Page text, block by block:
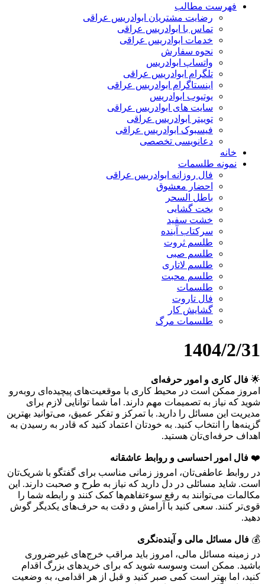
فهرست مطالب
رضایت مشتریان ابوادریس عراقی
تماس با ابوادریس عراقی
خدمات ابوادریس عراقی
نحوه سفارش
واتساپ ابوادریس
تلگرام ابوادریس عراقی
اینستاگرام ابوادریس عراقی
یوتیوب ابوادریس
سایت های ابوادریس عراقی
توییتر ابوادریس عراقی
فیسبوک ابوادریس عراقی
دعانویسی تخصصی
خانه
نمونه طلسمات
فال روزانه ابوادریس عراقی
احضار معشوق
باطل السحر
بخت گشایی
خشت سفید
سرکتاب آینده
طلسم ثروت
طلسم صبی
طلسم لاتاری
طلسم محبت
طلسمات
فال تاروت
گشایش کار
طلسمات مرگ
1404/2/31
🌟 فال کاری و امور حرفه‌ای
امروز ممکن است در محیط کاری با موقعیت‌های پیچیده‌ای روبه‌رو
شوید که نیاز به تصمیمات مهم دارند. اما شما توانایی لازم برای
مدیریت این مسائل را دارید. با تمرکز و تفکر عمیق، می‌توانید بهترین
گزینه‌ها را انتخاب کنید. به خودتان اعتماد کنید که قادر به رسیدن به
اهداف حرفه‌ای‌تان هستید.
❤️ فال امور احساسی و روابط عاشقانه
در روابط عاطفی‌تان، امروز زمانی مناسب برای گفتگو با شریک‌تان
است. شاید مسائلی در دل دارید که نیاز به طرح و صحبت دارند. این
مکالمات می‌توانند به رفع سوءتفاهم‌ها کمک کنند و رابطه شما را
قوی‌تر کنند. سعی کنید با آرامش و دقت به حرف‌های یکدیگر گوش
دهید.
💰 فال مسائل مالی و آینده‌نگری
در زمینه مسائل مالی، امروز باید مراقب خرج‌های غیرضروری
باشید. ممکن است وسوسه شوید که برای خریدهای بزرگ اقدام
کنید، اما بهتر است کمی صبر کنید و قبل از هر اقدامی، به وضعیت